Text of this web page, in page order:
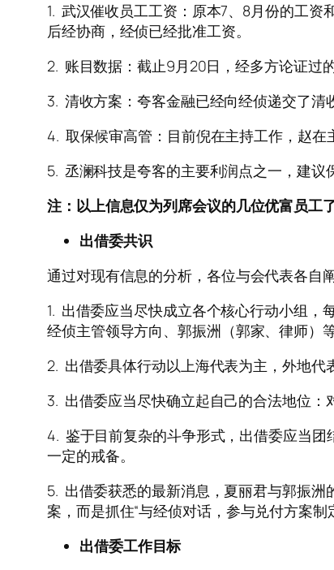
1. 武汉催收员工工资：原本7、8月份的工资
后经协商，经侦已经批准工资。
2. 账目数据：截止9月20日，经多方论证过
3. 清收方案：夸客金融已经向经侦递交了清
4. 取保候审高管：目前倪在主持工作，赵在
5. 丞澜科技是夸客的主要利润点之一，建议
注：以上信息仅为列席会议的几位优富员工
出借委共识
通过对现有信息的分析，各位与会代表各自
1. 出借委应当尽快成立各个核心行动小组，
经侦主管领导方向、郭振洲（郭家、律师）等
2. 出借委具体行动以上海代表为主，外地代
3. 出借委应当尽快确立起自己的合法地位：
4. 鉴于目前复杂的斗争形式，出借委应当
一定的戒备。
5. 出借委获悉的最新消息，夏丽君与郭振
案，而是抓住“与经侦对话，参与兑付方案制
出借委工作目标